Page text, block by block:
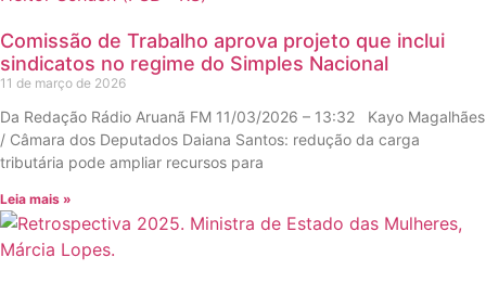
Comissão de Trabalho aprova projeto que inclui
sindicatos no regime do Simples Nacional
11 de março de 2026
Da Redação Rádio Aruanã FM 11/03/2026 – 13:32 Kayo Magalhães
/ Câmara dos Deputados Daiana Santos: redução da carga
tributária pode ampliar recursos para
Leia mais »